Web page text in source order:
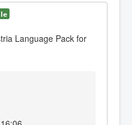
Language Pack for